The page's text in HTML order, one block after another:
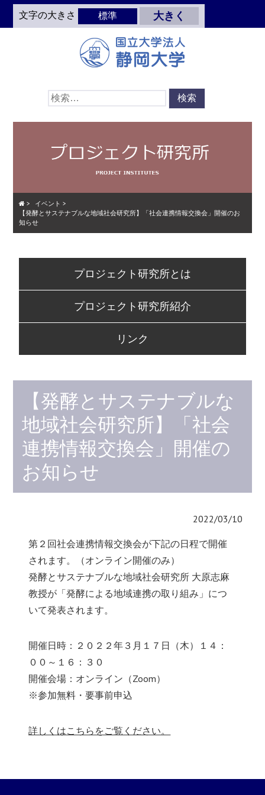
Skip
文字の大きさ 標準 大きく
検
索:
> イベント >
【発酵とサステナブルな地域社会研究所】「社会連携情報交換会」開催のお
知らせ
Skip
プロジェクト研究所とは
プロジェクト研究所紹介
リンク
【発酵とサステナブルな
地域社会研究所】「社会
連携情報交換会」開催の
お知らせ
2022/03/10
第２回社会連携情報交換会が下記の日程で開催
されます。（オンライン開催のみ）
発酵とサステナブルな地域社会研究所 大原志麻
教授が「発酵による地域連携の取り組み」につ
いて発表されます。
開催日時：２０２２年３月１７日（木）１４：
００～１６：３０
開催会場：オンライン（Zoom）
※参加無料・要事前申込
詳しくはこちらをご覧ください。